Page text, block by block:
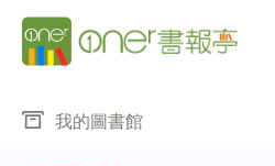
我的圖書館